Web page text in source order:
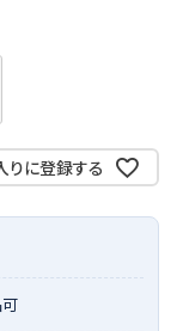
りに登録する